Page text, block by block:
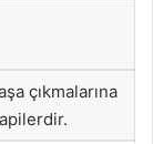
çıkmalarına